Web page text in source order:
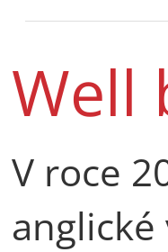
Well
V roce